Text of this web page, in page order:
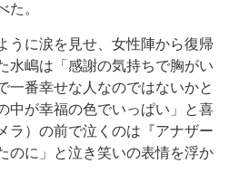
た。
に涙を見せ、女性陣から復帰
水嶋は「感謝の気持ちで胸がい
一番幸せな人なのではないかと
中が幸福の色でいっぱい」と喜
ラ）の前で泣くのは『アナザー
のに」と泣き笑いの表情を浮か